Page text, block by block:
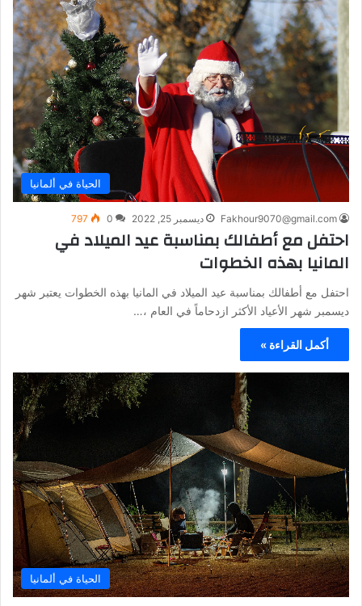
الحياة في ألمانيا
Fakhour9070@gmail.com ديسمبر 25, 2022 0
797
احتفل مع أطفالك بمناسبة عيد الميلاد في
المانيا بهذه الخطوات
احتفل مع أطفالك بمناسبة عيد الميلاد في المانيا بهذه الخطوات يعتبر شهر
ديسمبر شهر الأعياد الأكثر ازدحاماً في العام ،…
أكمل القراءة »
الحياة في ألمانيا